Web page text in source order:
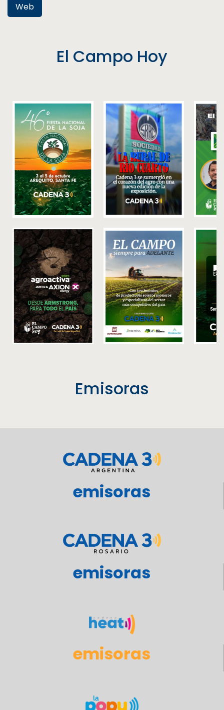
Web
El Campo Hoy
Emisoras
emisoras
emisoras
emisoras